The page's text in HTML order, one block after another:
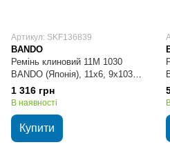
Артикул: SKF136839
BANDO
Ремінь клиновий 11M 1030
BANDO (Японія), 11х6, 9х1030
мм
1 316 грн
В наявності
Купити